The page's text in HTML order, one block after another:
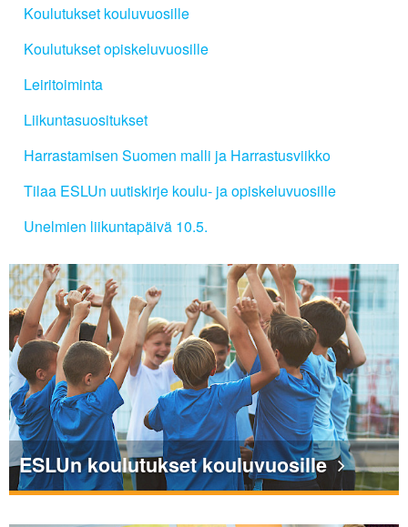
Koulutukset kouluvuosille
Koulutukset opiskeluvuosille
Leiritoiminta
Liikuntasuositukset
Harrastamisen Suomen malli ja Harrastusviikko
Tilaa ESLUn uutiskirje koulu- ja opiskeluvuosille
Unelmien liikuntapäivä 10.5.
ESLUn koulutukset kouluvuosille